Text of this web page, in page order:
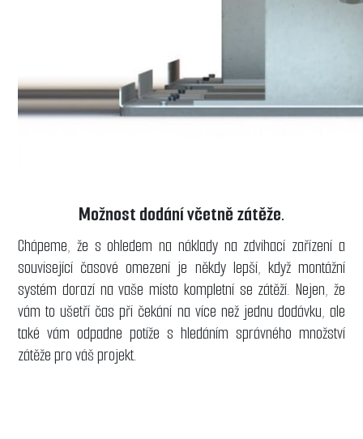
Možnost dodání včetně zátěže.
Chápeme, že s ohledem na náklady na zdvihací zařízení a
související časové omezení je někdy lepší, když montážní
systém dorazí na vaše místo kompletní se zátěží. Nejen, že
vám to ušetří čas při čekání na více než jednu dodávku, ale
také vám odpadne potíže s hledáním správného množství
zátěže pro váš projekt.